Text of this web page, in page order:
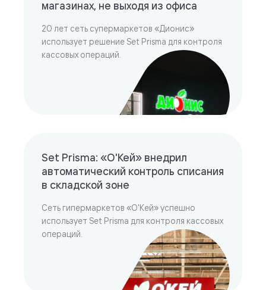
магазинах, не выходя из офиса
20 лет сеть супермаркетов «Дионис»
использует решение Set Prisma для контроля
кассовых операций.
Set Prisma: «О'Кей» внедрил
автоматический контроль списания
в складской зоне
Сеть гипермаркетов «О'Кей» успешно
использует Set Prisma для контроля кассовых
операций.